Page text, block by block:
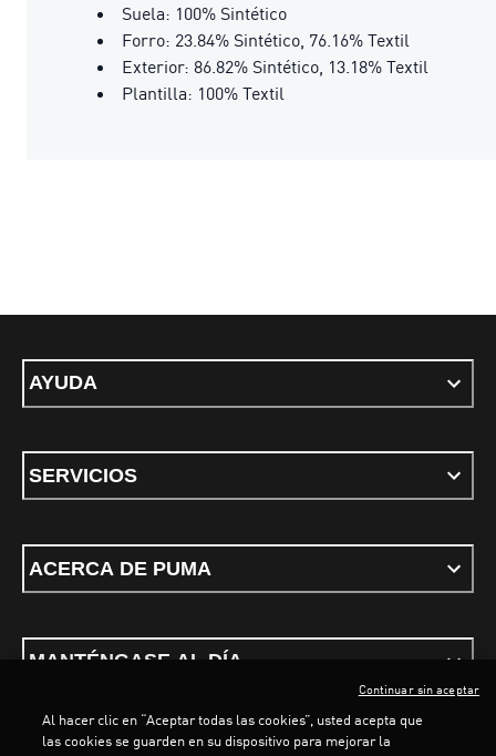
Suela: 100% Sintético
Forro: 23.84% Sintético, 76.16% Textil
Exterior: 86.82% Sintético, 13.18% Textil
Plantilla: 100% Textil
AYUDA
SERVICIOS
ACERCA DE PUMA
MANTÉNGASE AL DÍA
Al hacer clic en “Aceptar todas las cookies”, usted acepta que
las cookies se guarden en su dispositivo para mejorar la
Continuar sin aceptar